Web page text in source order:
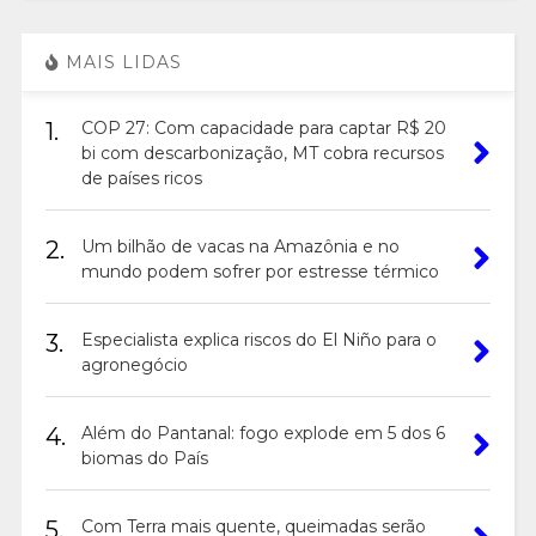
MAIS LIDAS
1.
COP 27: Com capacidade para captar R$ 20
bi com descarbonização, MT cobra recursos
de países ricos
2.
Um bilhão de vacas na Amazônia e no
mundo podem sofrer por estresse térmico
3.
Especialista explica riscos do El Niño para o
agronegócio
4.
Além do Pantanal: fogo explode em 5 dos 6
biomas do País
5.
Com Terra mais quente, queimadas serão